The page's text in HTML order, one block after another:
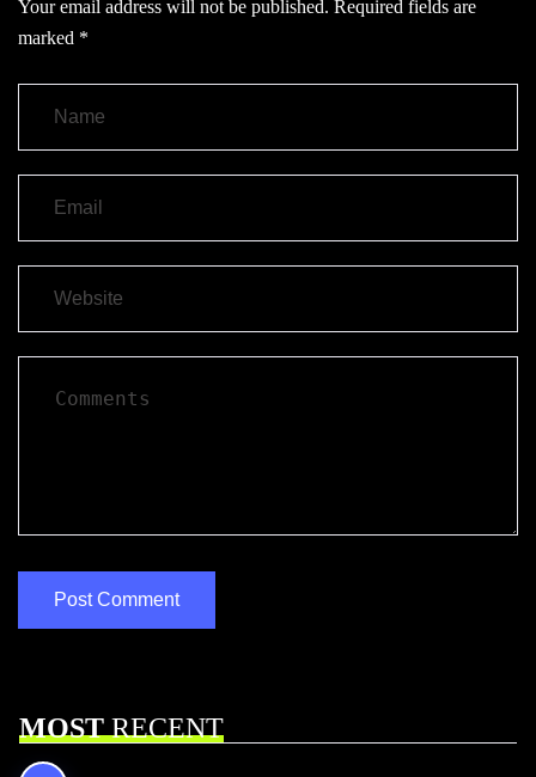
Your email address will not be published. Required fields are
marked *
MOSTRECENT